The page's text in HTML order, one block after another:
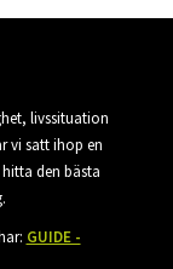
livssituation
vi satt ihop en
den bästa
GUIDE -